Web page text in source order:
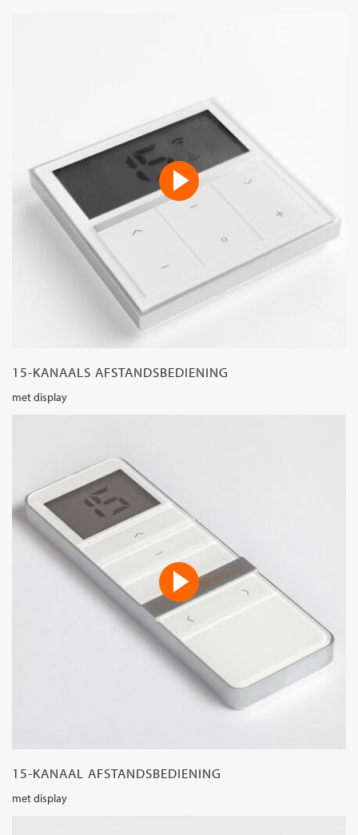
15-KANAALS AFSTANDSBEDIENING
met display
15-KANAAL AFSTANDSBEDIENING
met display